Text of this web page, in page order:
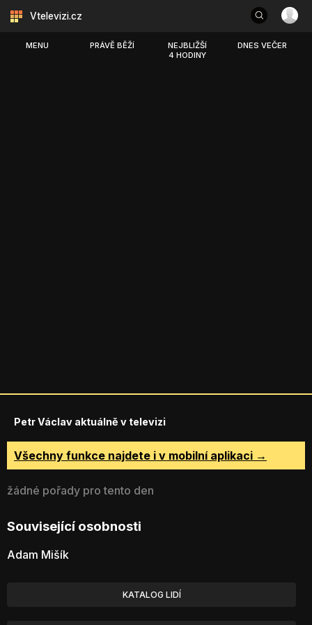
Vtelevizi.cz
MENU PRÁVĚ BĚŽÍ
NEJBLIŽŠÍ
4 HODINY
DNES VEČER
Petr Václav aktuálně v televizi
Všechny funkce najdete i v mobilní aplikaci →
žádné pořady pro tento den
Související osobnosti
Adam Mišík
KATALOG LIDÍ